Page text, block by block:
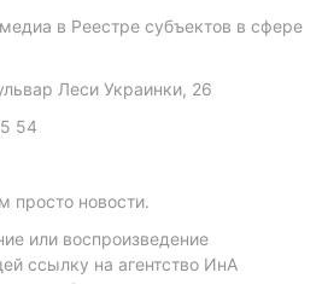
в Реестре субъектов в сфере
Леси Украинки, 26
54
просто новости.
или воспроизведение
ссылку на агентство ИнА